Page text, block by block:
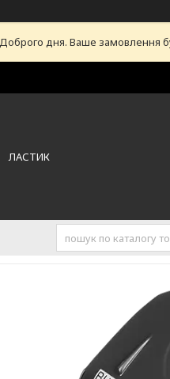
Доброго дня. Ваше замовлення
ЛАСТИК